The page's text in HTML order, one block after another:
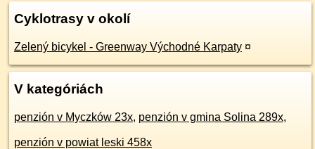
Cyklotrasy v okolí
Zelený bicykel - Greenway Východné Karpaty ¤
V kategóriách
penzión v Myczków 23x, penzión v gmina Solina 289x,
penzión v powiat leski 458x